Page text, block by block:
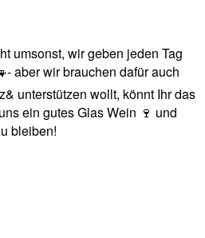
umsonst, wir geben jeden Tag
aber wir brauchen dafür auch
unterstützen wollt, könnt Ihr das
ein gutes Glas Wein 🍷 und
bleiben!